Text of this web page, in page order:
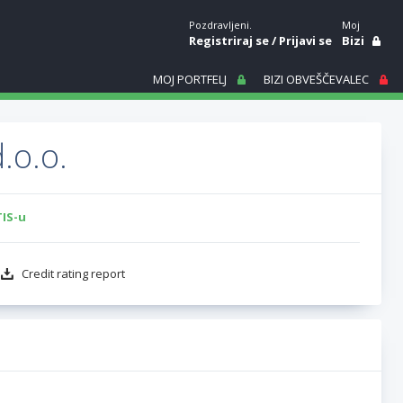
Pozdravljeni.
Registriraj se/Prijavi se
Moj
Bizi
MOJ PORTFELJ BIZI OBVEŠČEVALEC
u
Credit rating report